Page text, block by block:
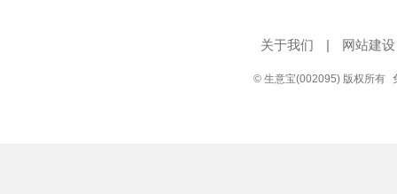
关于我们 | 网站建设
© 生意宝(002095) 版权所有